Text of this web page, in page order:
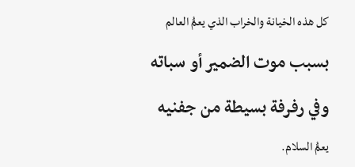
كل هذه الخيانة والخراب الذي يعمُّ العالم
بسبب موت الضمير أو سباته
وفي رفرفة بسيطة من جفنيه
يعمُّ السلام.